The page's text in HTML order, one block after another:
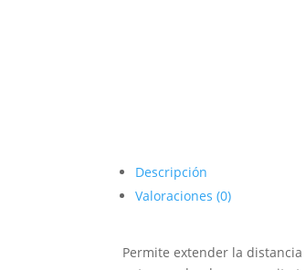
Descripción
Valoraciones (0)
Permite extender la